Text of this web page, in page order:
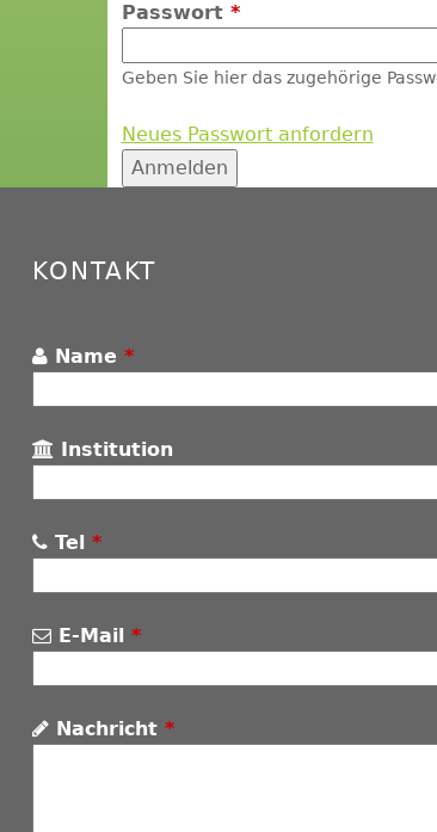
Passwort *
Geben Sie hier das zugehörige
Neues Passwort anfordern
KONTAKT
Name *
Institution
Tel *
E-Mail *
Nachricht *